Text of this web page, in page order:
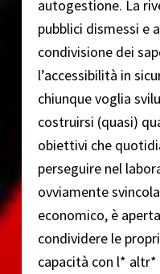
autogestione. La
pubblici dismessi e
condivisione dei
l’accessibilità in
chiunque voglia
costruirsi (quasi)
obiettivi che
perseguire nel
ovviamente
economico, è
condividere le
capacità con l*